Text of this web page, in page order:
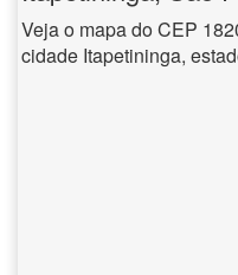
Veja o mapa do CEP
cidade Itapetininga,